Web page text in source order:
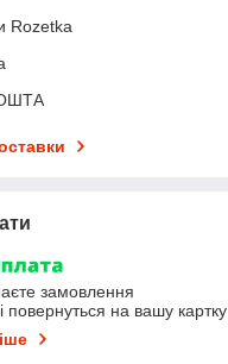
Rozetka
замовлення
повернуться на вашу картку